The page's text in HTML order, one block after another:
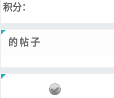
积分：
的帖子